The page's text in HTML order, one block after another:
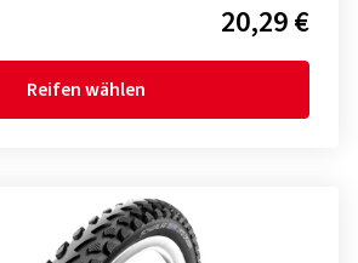
20,29 €
Reifen wählen